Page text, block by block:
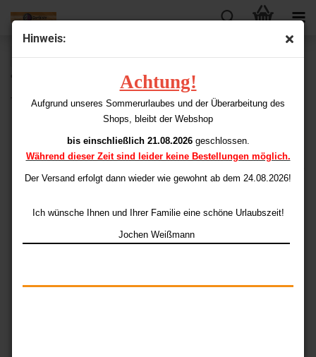
Hinweis:
Achtung!
Aufgrund unseres Sommerurlaubes und der Überarbeitung des
Shops, bleibt der Webshop
bis einschließlich 21.08.2026geschlossen.
Während dieser Zeit sind leider keine Bestellungen möglich.
Der Versand erfolgt dann wieder wie gewohnt ab dem 24.08.2026!
Ich wünsche Ihnen und Ihrer Familie eine schöne Urlaubszeit!
Jochen Weißmann
« Erster « zurück weiter »
Letzter »
92
Artikel in dieser Kategorie
Target Glen Durrant Steel Darts